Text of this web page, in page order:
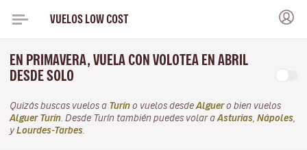
VUELOS LOW COST
EN PRIMAVERA, VUELA CON VOLOTEA EN ABRIL
DESDE SOLO
Quizás buscas vuelos a Turín o vuelos desde Alguero bien vuelos
Alguer Turín . Desde Turín también puedes volar a Asturias Nápoles
y Lourdes-Tarbes